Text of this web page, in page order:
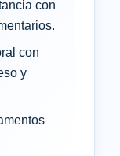
con
con
y